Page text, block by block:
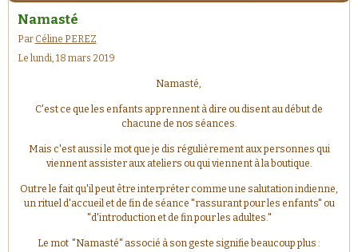
Namasté
Par Céline PEREZ
Le lundi, 18 mars 2019
Namasté,
C'est ce que les enfants apprennent à dire ou disent au début de
chacune de nos séances.
Mais c'est aussi le mot que je dis régulièrement aux personnes qui
viennent assister aux ateliers ou qui viennent à la boutique.
Outre le fait qu'il peut être interpréter comme une salutation indienne,
un rituel d'accueil et de fin de séance "rassurant pour les enfants" ou
"d'introduction et de fin pour les adultes."
Le mot "Namasté" associé à son geste signifie beaucoup plus :